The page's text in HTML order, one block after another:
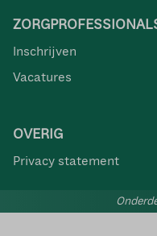
Inschrijven
Vacatures
OVERIG
Privacy statement